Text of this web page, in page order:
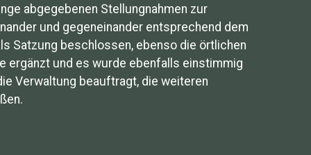
abgegebenen Stellungnahmen zur
und gegeneinander entsprechend dem
Satzung beschlossen, ebenso die örtlichen
ergänzt und es wurde ebenfalls einstimmig
Verwaltung beauftragt, die weiteren